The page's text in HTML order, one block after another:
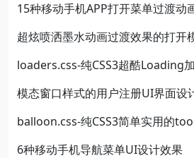
15种移动手机APP打开菜单过渡动
超炫喷洒墨水动画过渡效果的打开
loaders.css-纯CSS3超酷Loading
模态窗口样式的用户注册UI界面设
balloon.css-纯CSS3简单实用的
6种移动手机导航菜单UI设计效果